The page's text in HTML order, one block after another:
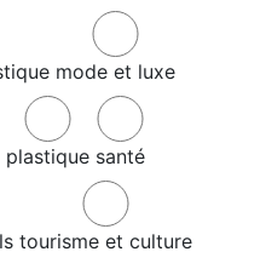
mode et luxe
plastique santé
tourisme et culture